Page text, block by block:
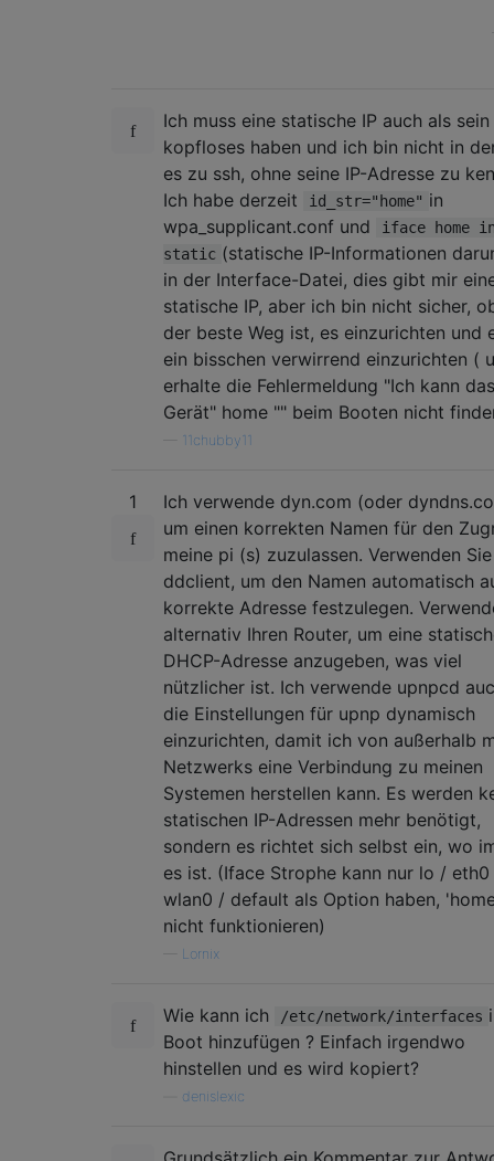
Ich muss eine statische IP auch als sein
kopfloses haben und ich bin nicht in
es zu ssh, ohne seine IP-Adresse zu
Ich habe derzeit
id_str="home" in
wpa_supplicant.conf und
iface home
static (statische IP-Informationen
in der Interface-Datei, dies gibt mir
statische IP, aber ich bin nicht sicher,
der beste Weg ist, es einzurichten und
ein bisschen verwirrend einzurichten (
erhalte die Fehlermeldung "Ich kann das
Gerät" home "" beim Booten nicht
11chubby11
1
Ich verwende dyn.com (oder
um einen korrekten Namen für den
meine pi (s) zuzulassen. Verwenden Sie
ddclient, um den Namen automatisch
korrekte Adresse festzulegen.
alternativ Ihren Router, um eine
DHCP-Adresse anzugeben, was viel
nützlicher ist. Ich verwende upnpcd
die Einstellungen für upnp dynamisch
einzurichten, damit ich von außerhalb
Netzwerks eine Verbindung zu meinen
Systemen herstellen kann. Es werden
statischen IP-Adressen mehr benötigt,
sondern es richtet sich selbst ein, wo
es ist. (Iface Strophe kann nur lo /
wlan0 / default als Option haben,
nicht funktionieren)
Lornix
Wie kann ich /etc/network/interfaces
Boot hinzufügen ? Einfach irgendwo
hinstellen und es wird kopiert?
denislexic